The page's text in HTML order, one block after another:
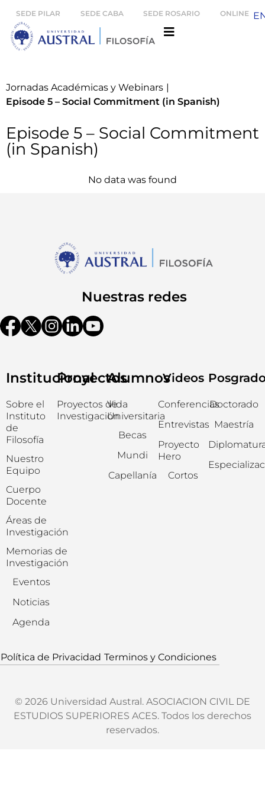
SEDE PILAR SEDE CABA SEDE ROSARIO ONLINE
Jornadas Académicas y Webinars |
Episode 5 – Social Commitment (in Spanish)
Episode 5 – Social Commitment
(in Spanish)
No data was found
Nuestras redes
Institucional
Sobre el
Instituto
de
Filosofía
Nuestro
Equipo
Cuerpo
Docente
Áreas de
Investigación
Memorias de
Investigación
Eventos
Noticias
Agenda
Proyectos
Proyectos de
Investigación
Alumnos
Vida
Universitaria
Becas
Mundi
Capellanía
Videos
Conferencias
Entrevistas
Proyecto
Hero
Cortos
Doctorado
Maestría
Política de Privacidad Terminos y Condiciones
© 2026 Universidad Austral. ASOCIACION CIVIL DE
ESTUDIOS SUPERIORES ACES. Todos los derechos
reservados.